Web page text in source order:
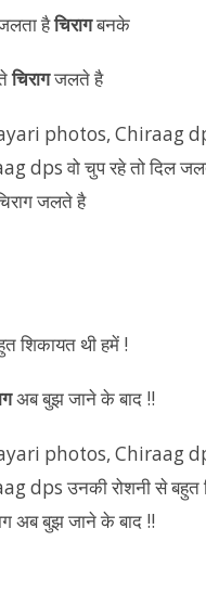
हैचिरागबनके
चिरागजलते है
शिकायत थी हमें !
अब बुझ जाने के बाद !!